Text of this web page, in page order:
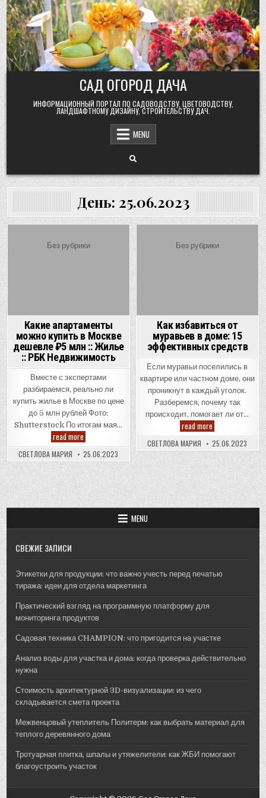
Skip
to
content
САД ОГОРОД ДАЧА
ИНФОРМАЦИОННЫЙ ПОРТАЛ ПО САДОВОДСТВУ, ЦВЕТОВОДСТВУ,
ЛАНДШАФТНОМУ ДИЗАЙНУ, СТРОИТЕЛЬСТВУ ДАЧ.
MENU
День: 25.06.2023
Posted
Без рубрики
Какие апартаменты
можно купить в Москве
дешевле ₽5 млн :: Жилье
:: РБК Недвижимость
Вместе с экспертами
разбираемся, реально ли
купить жилье в Москве по цене
до 5 млн рублей Фото:
Shutterstock По итогам мая…
read more
апартаменты
можно
купить
в
Москве
дешевле
₽5
млн
::
РБК
СВЕТЛОВА МАРИЯ 25.06.2023
Posted
Без рубрики
Как избавиться от
муравьев в доме: 15
эффективных средств
Если муравьи поселились в
квартире или частном доме, они
проникнут в каждый уголок.
Разберемся, почему так
происходит, помогает ли от…
read more
избавиться
от
муравьев
в
доме:
15
эффективных
средств
СВЕТЛОВА МАРИЯ 25.06.2023
MENU
СВЕЖИЕ ЗАПИСИ
Этикетки для продукции: что важно учесть перед печатью
тиража: идеи для отдела маркетинга
Практический взгляд на программную платформу для
мониторинга продуктов
Садовая техника CHAMPION: что пригодится на участке
Анализ воды для участка и дома: когда проверка действительно
нужна
Стоимость архитектурной 3D-визуализации: из чего
складывается смета проекта
Межвенцовый утеплитель Политерм: как выбрать материал для
теплого деревянного дома
Тротуарная плитка, шпалы и утяжелители: как ЖБИ помогают
благоустроить участок